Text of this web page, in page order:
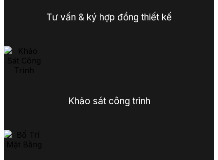
Tư vấn & ký hợp đồng thiết kế
Khảo sát công trình